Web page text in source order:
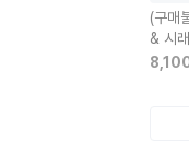
(구매
& 시